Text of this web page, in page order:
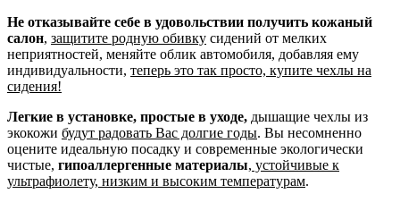
Не отказывайте себе в удовольствии получить кожаный
салон, защитите родную обивку сидений от мелких
неприятностей, меняйте облик автомобиля, добавляя ему
индивидуальности, теперь это так просто, купите чехлы на
сидения!
Легкие в установке, простые в уходе, дышащие чехлы из
экокожи будут радовать Вас долгие годы. Вы несомненно
оцените идеальную посадку и современные экологически
чистые, гипоаллергенные материалы, устойчивые к
ультрафиолету, низким и высоким температурам.